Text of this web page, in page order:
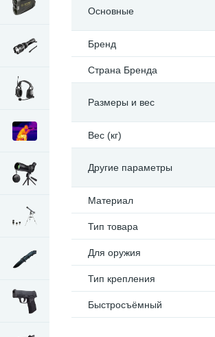
Основные
Бренд
Страна Бренда
Размеры и вес
Вес (кг)
Другие параметры
Материал
Тип товара
Для оружия
Тип крепления
Быстросъёмный